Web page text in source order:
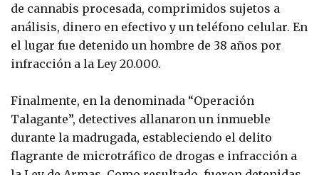
de cannabis procesada, comprimidos sujetos a
análisis, dinero en efectivo y un teléfono celular. En
el lugar fue detenido un hombre de 38 años por
infracción a la Ley 20.000.
Finalmente, en la denominada “Operación
Talagante”, detectives allanaron un inmueble
durante la madrugada, estableciendo el delito
flagrante de microtráfico de drogas e infracción a